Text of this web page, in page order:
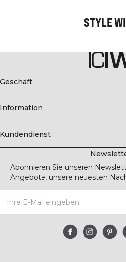
STYLE
Geschäft
Information
Kundendienst
Abonnieren Sie unseren
Angebote, unsere neuesten